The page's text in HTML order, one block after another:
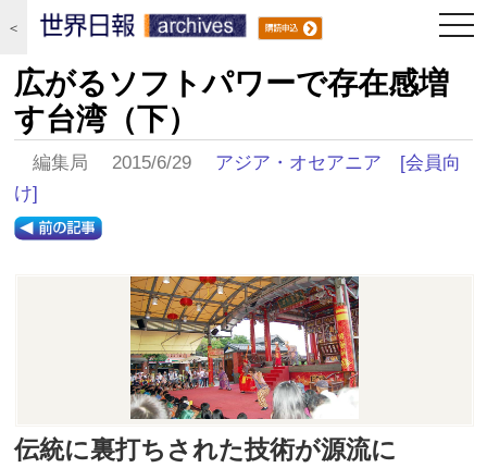
＜
広がるソフトパワーで存在感増
す台湾（下）
編集局 2015/6/29 アジア・オセアニア
[会員向
け]
伝統に裏打ちされた技術が源流に